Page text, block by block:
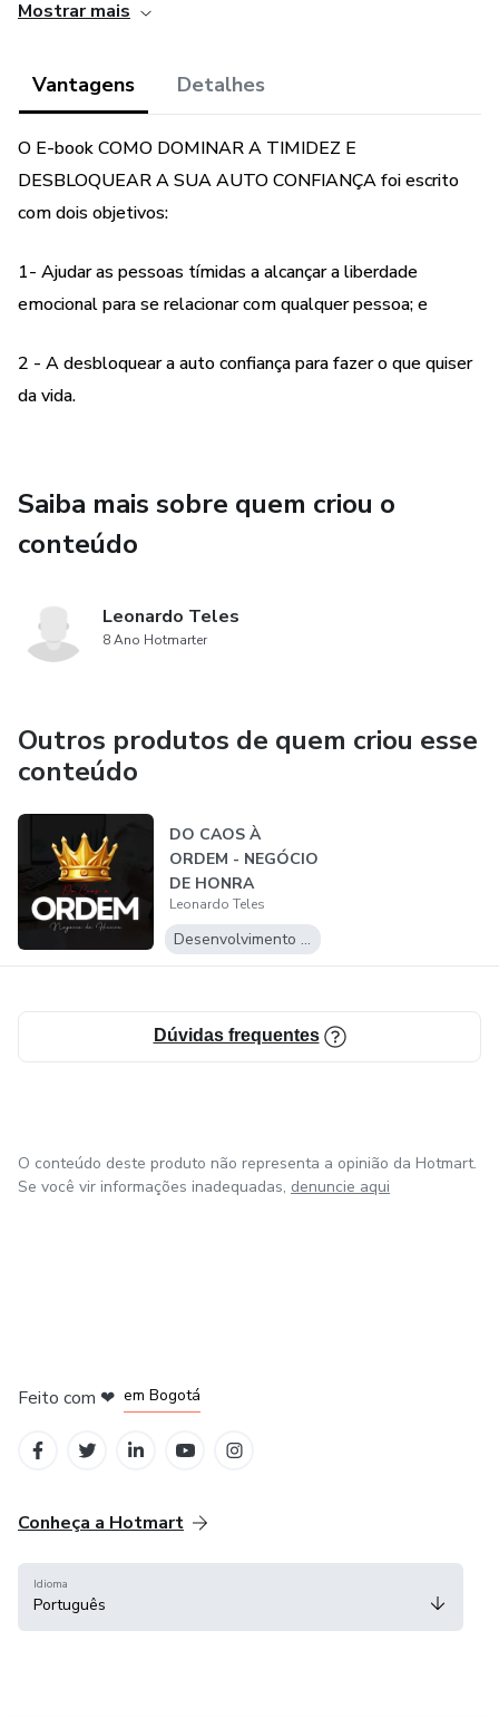
E não precisa ser complicado. Aqui, você vai aprender como
começar a viver com coragem, esse é o seu ponto de
partida.
Mostrar mais
Vantagens Detalhes
O E-book COMO DOMINAR A TIMIDEZ E
DESBLOQUEAR A SUA AUTO CONFIANÇA foi escrito
com dois objetivos:
1- Ajudar as pessoas tímidas a alcançar a liberdade
emocional para se relacionar com qualquer pessoa; e
2 - A desbloquear a auto confiança para fazer o que quiser
da vida.
Saiba mais sobre quem criou o
conteúdo
Leonardo Teles
8 Ano Hotmarter
Outros produtos de quem criou esse
conteúdo
DO CAOS À
ORDEM - NEGÓCIO
DE HONRA
Leonardo Teles
Desenvolvimento Pessoal
Dúvidas frequentes
O conteúdo deste produto não representa a opinião da Hotmart.
Se você vir informações inadequadas, denuncie aqui
Feito com ❤ em Bogotá
Conheça a Hotmart
Idioma
Português